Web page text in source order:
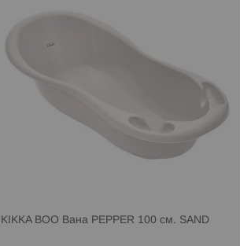
KIKKA BOO Вана PEPPER 100 см. SAND